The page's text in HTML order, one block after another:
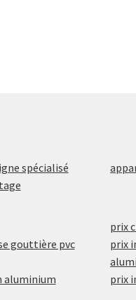
spécialisé
gouttière pvc
aluminium
prix
prix
prix